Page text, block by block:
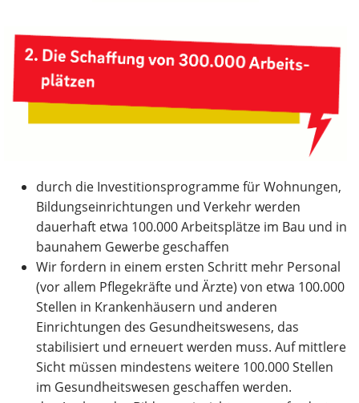
durch die Investitionsprogramme für Wohnungen,
Bildungseinrichtungen und Verkehr werden
dauerhaft etwa 100.000 Arbeitsplätze im Bau und in
baunahem Gewerbe geschaffen
Wir fordern in einem ersten Schritt mehr Personal
(vor allem Pflegekräfte und Ärzte) von etwa 100.000
Stellen in Krankenhäusern und anderen
Einrichtungen des Gesundheitswesens, das
stabilisiert und erneuert werden muss. Auf mittlere
Sicht müssen mindestens weitere 100.000 Stellen
im Gesundheitswesen geschaffen werden.